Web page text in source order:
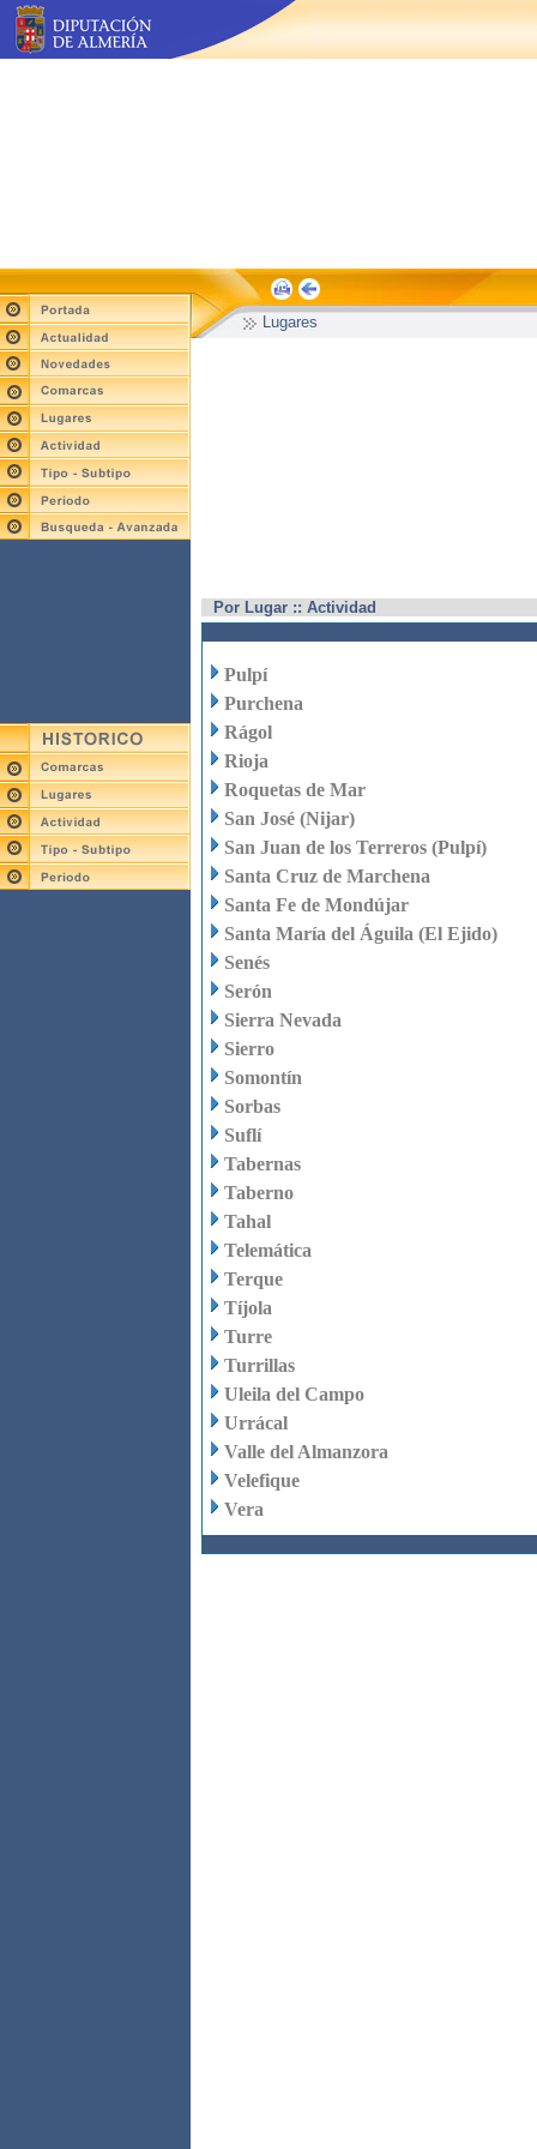
Lugares
Por Lugar :: Actividad
Pulpí
Purchena
Rágol
Rioja
Roquetas de Mar
San José (Nijar)
San Juan de los Terreros (Pulpí)
Santa Cruz de Marchena
Santa Fe de Mondújar
Santa María del Águila (El Ejido)
Senés
Serón
Sierra Nevada
Sierro
Somontín
Sorbas
Suflí
Tabernas
Taberno
Tahal
Telemática
Terque
Tíjola
Turre
Turrillas
Uleila del Campo
Urrácal
Valle del Almanzora
Velefique
Vera